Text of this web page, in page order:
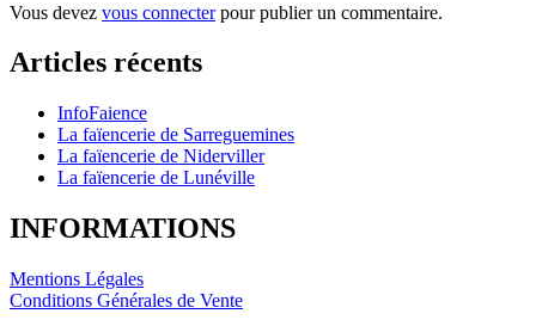
Vous devez vous connecterpour publier un commentaire.
Articles récents
InfoFaience
La faïencerie de Sarreguemines
La faïencerie de Niderviller
La faïencerie de Lunéville
INFORMATIONS
Mentions Légales
Conditions Générales de Vente